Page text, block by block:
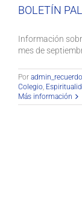
BOLETÍN
Información
mes de
Por admin_recuerdo
Colegio
Más información